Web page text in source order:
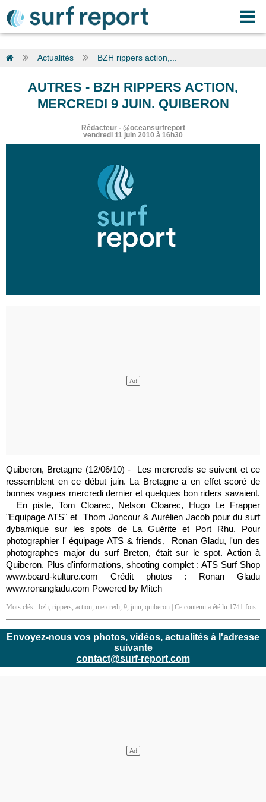
Actualités BZH rippers action,...
AUTRES - BZH RIPPERS ACTION,
MERCREDI 9 JUIN. QUIBERON
Rédacteur- @oceansurfreport
vendredi 11 juin 2010 à 16h30
Quiberon, Bretagne (12/06/10) - Les mercredis se suivent et ce
ressemblent en ce début juin. La Bretagne a en effet scoré de
bonnes vagues mercredi dernier et quelques bon riders savaient.
En piste, Tom Cloarec, Nelson Cloarec, Hugo Le Frapper
"Equipage ATS" et Thom Joncour & Aurélien Jacob pour du surf
dybamique sur les spots de La Guérite et Port Rhu. Pour
photographier l' équipage ATS & friends, Ronan Gladu, l'un des
photographes major du surf Breton, était sur le spot. Action à
Quiberon. Plus d'informations, shooting complet : ATS Surf Shop
www.board-kulture.com Crédit photos : Ronan Gladu
www.ronangladu.com Powered by Mitch
Mots clés : bzh, rippers, action, mercredi, 9, juin, quiberon | Ce contenu a été lu 1741 fois.
Envoyez-nous vos photos, vidéos, actualités à l'adresse
suivante
contact@surf-report.com